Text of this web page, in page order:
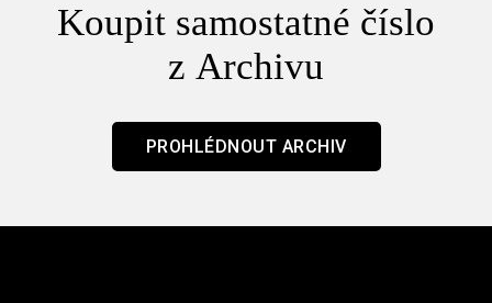
Koupit samostatné číslo
z Archivu
PROHLÉDNOUT ARCHIV